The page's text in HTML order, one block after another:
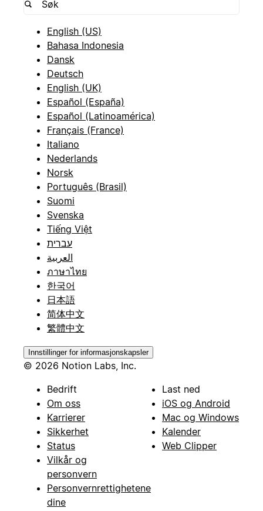
English (US)
Bahasa Indonesia
Dansk
Deutsch
English (UK)
Español (España)
Español (Latinoamérica)
Français (France)
Italiano
Nederlands
Norsk
Português (Brasil)
Suomi
Svenska
Tiếng Việt
עברית
العربية
ภาษาไทย
한국어
日本語
简体中文
繁體中文
Innstillinger for informasjonskapsler
© 2026 Notion Labs, Inc.
Bedrift
Om oss
Karrierer
Sikkerhet
Status
Vilkår og
personvern
Personvernrettighetene
dine
Last ned
iOS og Android
Mac og Windows
Kalender
Web Clipper